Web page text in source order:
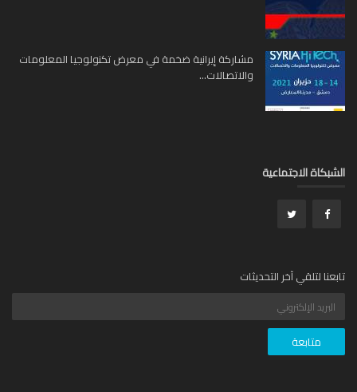
مشاركة إيرانية ضخمة في معرض تكنولوجيا المعلومات
والاتصالات...
الاجتماعية
لتلقي آخر التحديثات